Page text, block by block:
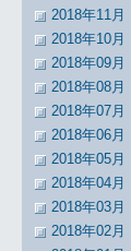
2018年11月
2018年10月
2018年09月
2018年08月
2018年07月
2018年06月
2018年05月
2018年04月
2018年03月
2018年02月